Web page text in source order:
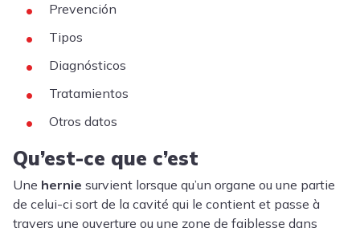
Prevención
Tipos
Diagnósticos
Tratamientos
Otros datos
Qu’est-ce que c’est
Une hernie survient lorsque qu’un organe ou une partie
de celui-ci sort de la cavité qui le contient et passe à
travers une ouverture ou une zone de faiblesse dans